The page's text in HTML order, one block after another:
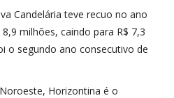
Candelária teve recuo no ano
milhões, caindo para R$ 7,3
o segundo ano consecutivo de
Horizontina é o